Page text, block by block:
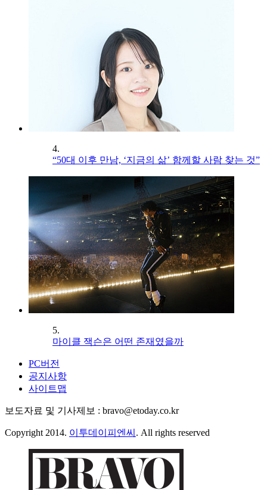
4.
“50대 이후 만남, ‘지금의 삶’ 함께할 사람 찾는 것”
5.
마이클 잭슨은 어떤 존재였을까
PC버전
공지사항
사이트맵
보도자료 및 기사제보 : bravo@etoday.co.kr
Copyright 2014. 이투데이피엔씨 . All rights reserved